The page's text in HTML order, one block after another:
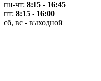
пн-чт: 8:15 - 16:45
пт: 8:15 - 16:00
сб, вс - выходной